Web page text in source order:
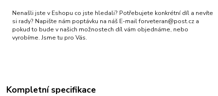
Nenašli jste v Eshopu co jste hledali? Potřebujete konkrétní díl a nevíte
si rady? Napište nám poptávku na náš E-mail forveteran@post.cz a
pokud to bude v našich možnostech díl vám objednáme, nebo
vyrobíme. Jsme tu pro Vás.
Kompletní specifikace